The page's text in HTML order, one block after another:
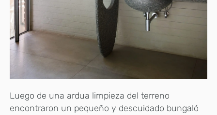
Luego de una ardua limpieza del terreno
encontraron un pequeño y descuidado bungaló